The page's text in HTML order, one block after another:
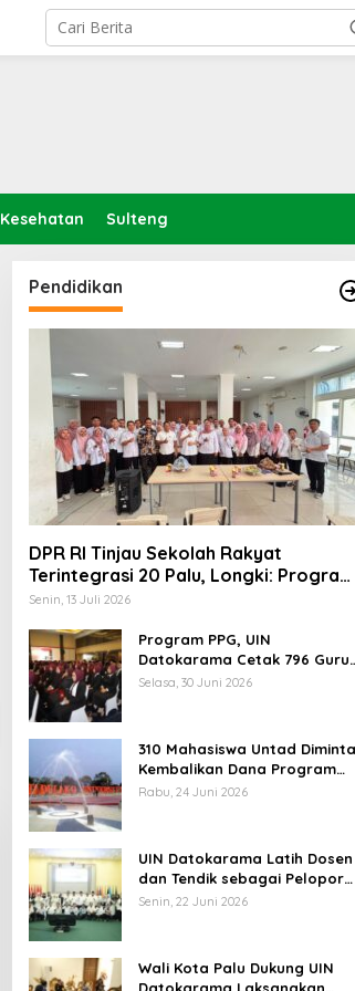
Kesehatan Sulteng
Headline,Sulteng
Bupati Buol Lantik
Kerja Cepat dan
Sabtu, 16 Agustus 2025
Lindungi Hak Sipil, PKB
Sodorkan 8 Catatan RUU
Siber
Pendidikan
DPR RI Tinjau Sekolah Rakyat
Terintegrasi 20 Palu, Longki: Program
Prabowo Angkat Martabat Anak
Senin, 13 Juli 2026
Program PPG, UIN
Datokarama Cetak 796 Guru
Profesional
Selasa, 30 Juni 2026
310 Mahasiswa Untad Diminta
Kembalikan Dana Program
Berani Cerdas, Kadisdik
Rabu, 24 Juni 2026
UIN Datokarama Latih Dosen
dan Tendik sebagai Pelopor
Moderasi Beragama
Senin, 22 Juni 2026
Wali Kota Palu Dukung UIN